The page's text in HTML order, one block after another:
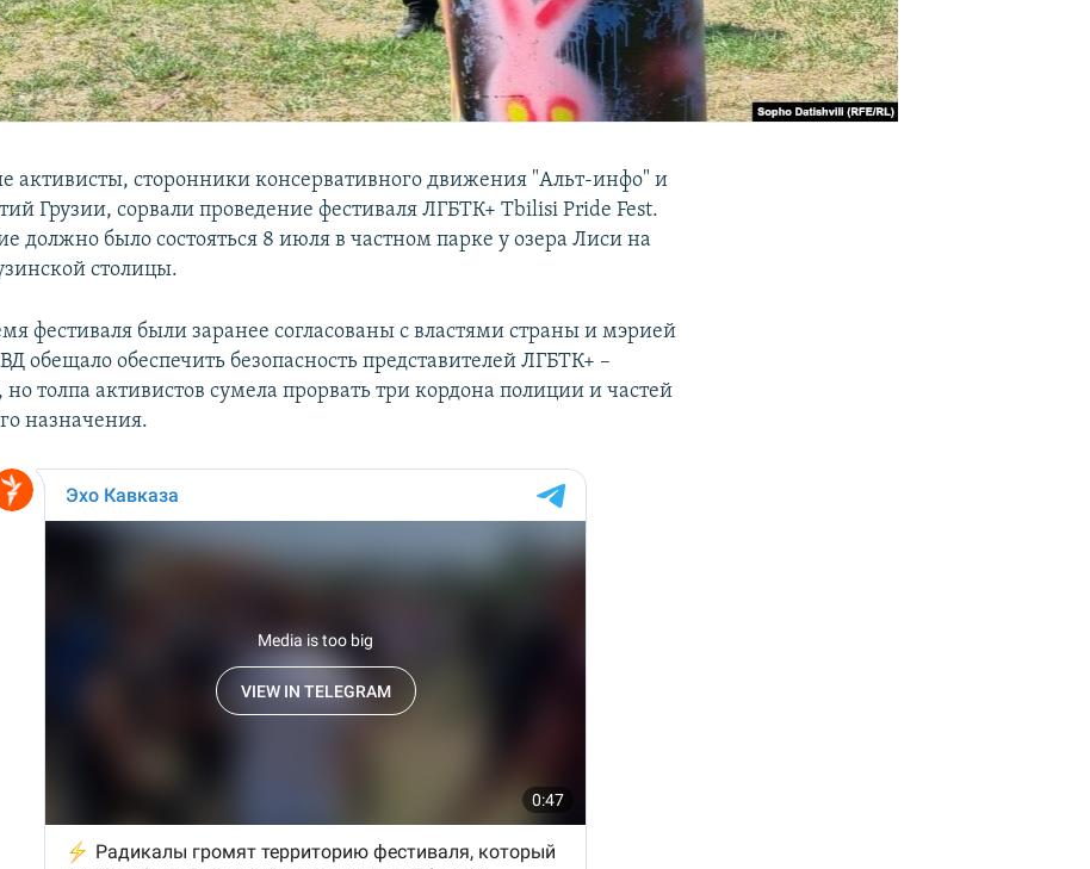
активисты, сторонники консервативного движения "Альт-инфо" и
Грузии, сорвали проведение фестиваля ЛГБТК+ Tbilisi Pride Fest.
должно было состояться 8 июля в частном парке у озера Лиси на
столицы.
фестиваля были заранее согласованы с властями страны и мэрией
обещало обеспечить безопасность представителей ЛГБТК+ –
но толпа активистов сумела прорвать три кордона полиции и частей
назначения.